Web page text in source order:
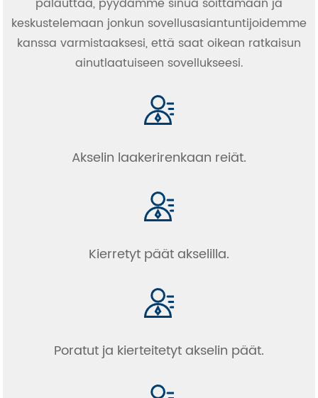
keskustelemaan jonkun sovellusasiantuntijoidemme
kanssa varmistaaksesi, että saat oikean ratkaisun
ainutlaatuiseen sovellukseesi.
Akselin laakerirenkaan reiät.
Kierretyt päät akselilla.
Poratut ja kierteitetyt akselin päät.